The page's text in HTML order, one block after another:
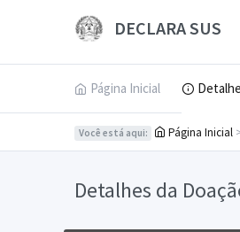
DECLARA SUS
Página Inicial
Você está aqui: Página Inicial
Detalhes da